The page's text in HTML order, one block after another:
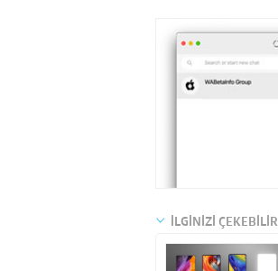
İLGİNİZİ ÇEKEBİLİR